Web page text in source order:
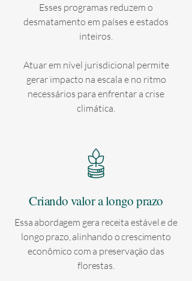
Esses programas reduzem o
desmatamento em países e estados
inteiros.
Atuar em nível jurisdicional permite
gerar impacto na escala e no ritmo
necessários para enfrentar a crise
climática.
Criando valor a longo prazo
Essa abordagem gera receita estável e de
longo prazo, alinhando o crescimento
econômico com a preservação das
florestas.